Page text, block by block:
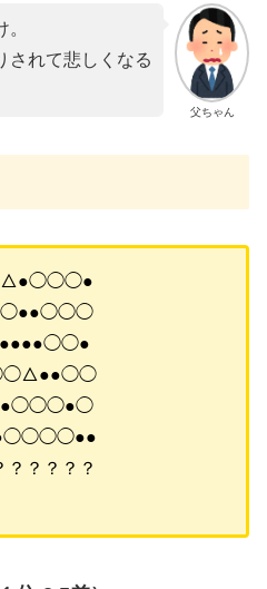
父ちゃん
されて悲しくなる
？？？？？